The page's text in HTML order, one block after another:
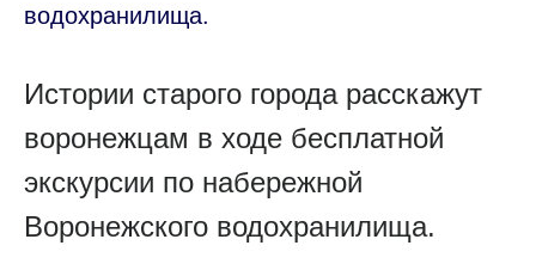
водохранилища.
Истории старого города расскажут
воронежцам в ходе бесплатной
экскурсии по набережной
Воронежского водохранилища.